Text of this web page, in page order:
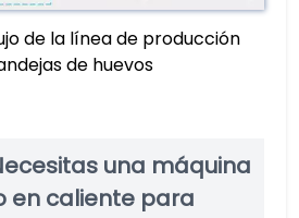
de la línea de producción
de huevos
una máquina
en caliente para